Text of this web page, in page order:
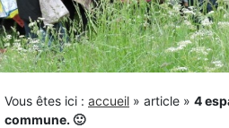
Vous êtes ici : accueil » article » 4
commune. 🙂